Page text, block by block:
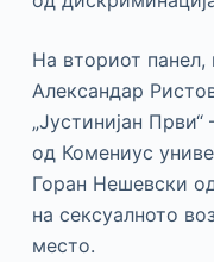
На вториот панел,
Александар
„Јустинијан
од Комениус
Горан Нешевски
на сексуалното
место.